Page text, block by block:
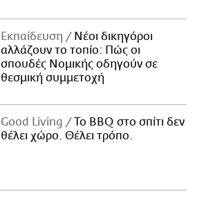
Εκπαίδευση
Νέοι δικηγόροι
αλλάζουν το τοπίο: Πώς οι
σπουδές Νομικής οδηγούν σε
θεσμική συμμετοχή
Good Living
Το BBQ στο σπίτι δεν
θέλει χώρο. Θέλει τρόπο.